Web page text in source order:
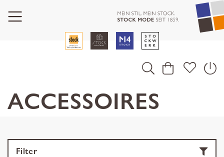
ACCESSOIRES
Filter